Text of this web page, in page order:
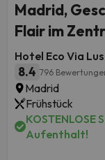
Madrid,
Flair im
Hotel Eco Via
8.4 796
Madrid
Frühstück
KOSTENLOSE
Aufenthalt!